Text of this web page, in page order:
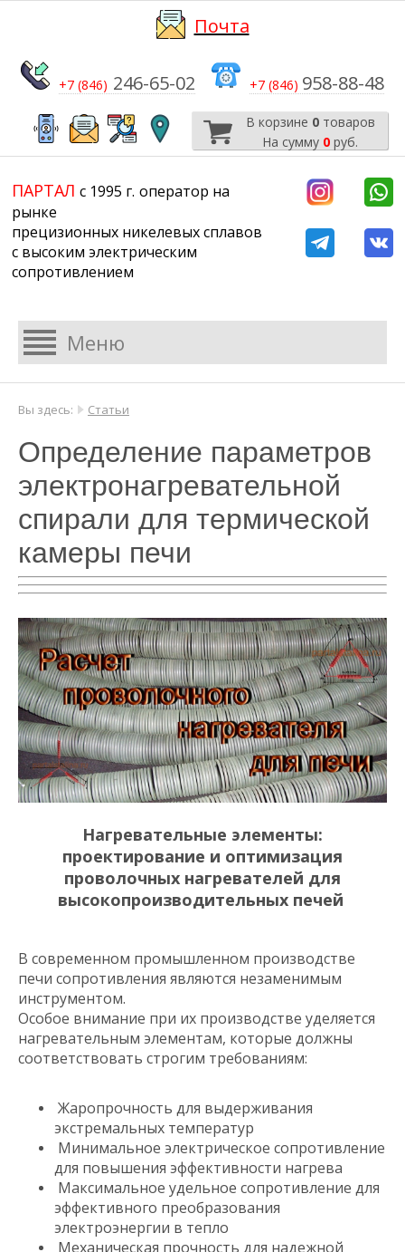
Почта
+7 (846) 246-65-02 +7 (846) 958-88-48
В корзине 0товаров
На сумму 0 руб.
ПАРТАЛ с 1995 г. ​​​​​​​оператор на
рынке
прецизионных никелевых сплавов
с высоким электрическим
сопротивлением
Вы здесь: Статьи
Определение параметров
электронагревательной
спирали для термической
камеры печи
Нагревательные элементы:
проектирование и оптимизация
проволочных нагревателей для
высокопроизводительных печей
В современном промышленном производстве
печи сопротивления являются незаменимым
инструментом.
Особое внимание при их производстве уделяется
нагревательным элементам, которые должны
соответствовать строгим требованиям:
Жаропрочность для выдерживания
экстремальных температур
Минимальное электрическое сопротивление
для повышения эффективности нагрева
Максимальное удельное сопротивление для
эффективного преобразования
электроэнергии в тепло
Механическая прочность для надежной